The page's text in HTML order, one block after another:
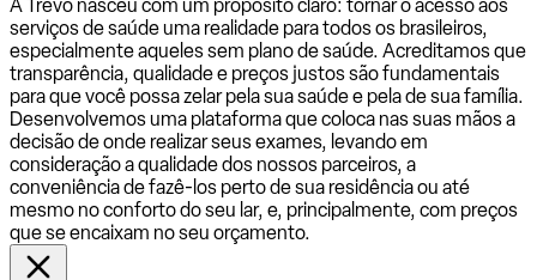
A Trevo nasceu com um propósito claro: tornar o acesso aos
serviços de saúde uma realidade para todos os brasileiros,
especialmente aqueles sem plano de saúde. Acreditamos que
transparência, qualidade e preços justos são fundamentais
para que você possa zelar pela sua saúde e pela de sua família.
Desenvolvemos uma plataforma que coloca nas suas mãos a
decisão de onde realizar seus exames, levando em
consideração a qualidade dos nossos parceiros, a
conveniência de fazê-los perto de sua residência ou até
mesmo no conforto do seu lar, e, principalmente, com preços
que se encaixam no seu orçamento.